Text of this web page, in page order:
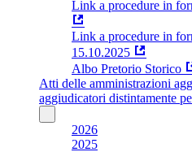
Link a procedure in
Link a procedure in
15.10.2025
Albo Pretorio Storico
Atti delle amministrazioni
aggiudicatori distintamente
2026
2025